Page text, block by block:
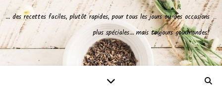
… des recettes faciles, plutôt rapides, pour tous les jours ou des occasions
plus spéciales… mais toujours gourmandes!